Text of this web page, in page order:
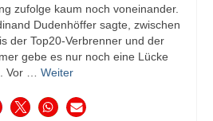
zufolge kaum noch voneinander.
Dudenhöffer sagte, zwischen
der Top20-Verbrenner und der
gebe es nur noch eine Lücke
Vor … Weiter